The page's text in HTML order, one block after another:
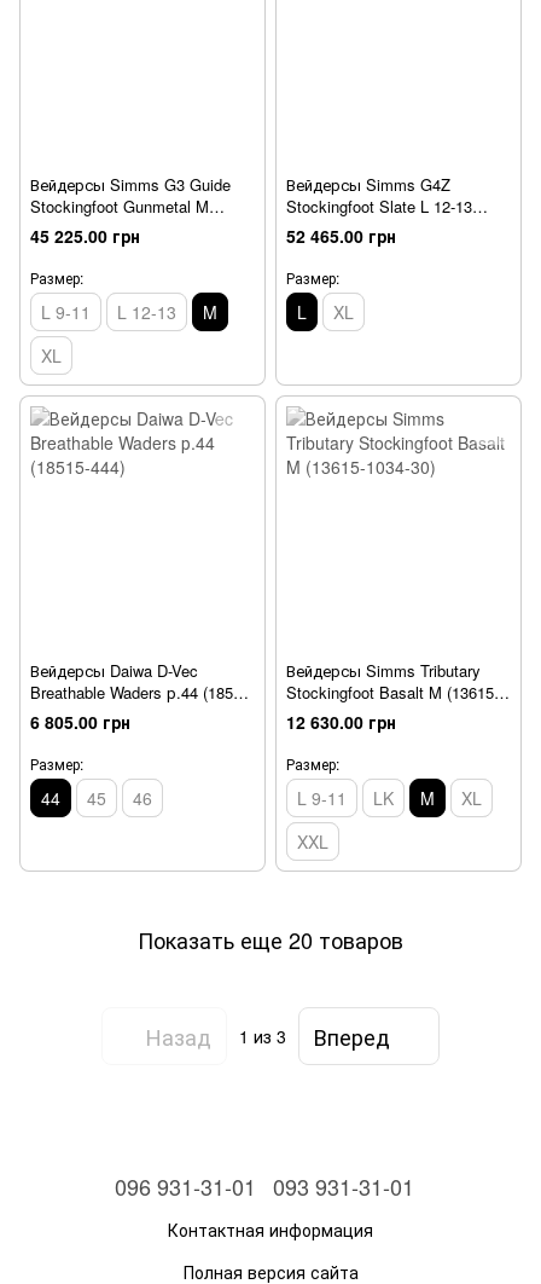
Вейдерсы Simms G3 Guide
Stockingfoot Gunmetal M
(13476-042-30)
45 225.00 грн
Размер:
L 9-11 L 12-13
M
XL
Вейдерсы Simms G4Z
Stockingfoot Slate L 12-13
(12573-096-4012)
52 465.00 грн
Размер:
L XL
Вейдерсы Daiwa D-Vec
Breathable Waders р.44 (18515-
444)
6 805.00 грн
Размер:
44 45 46
Вейдерсы Simms Tributary
Stockingfoot Basalt M (13615-
1034-30)
12 630.00 грн
Размер:
L 9-11 LK M
XL
XXL
Показать еще 20 товаров
Назад 1 из 3 Вперед
096 931-31-01 093 931-31-01
Контактная информация
Полная версия сайта